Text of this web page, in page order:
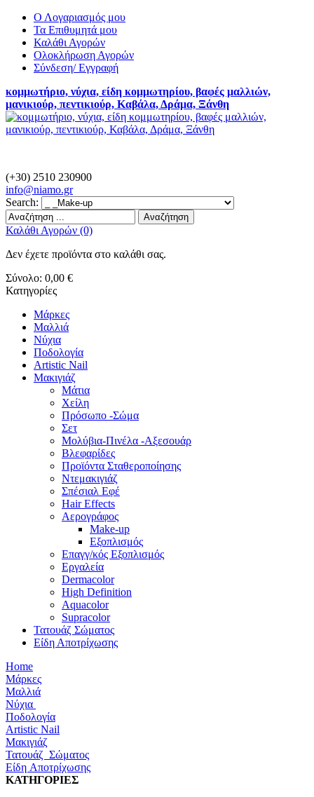
Ο Λογαριασμός μου
Τα Επιθυμητά μου
Καλάθι Αγορών
Ολοκλήρωση Αγορών
Σύνδεση/ Εγγραφή
κομμωτήριο, νύχια, είδη κομμωτηρίου, βαφές μαλλιών,
μανικιούρ, πεντικιούρ, Καβάλα, Δράμα, Ξάνθη
(+30) 2510 230900
info@niamo.gr
Search:
Αναζήτηση
Καλάθι Αγορών (0)
Δεν έχετε προϊόντα στο καλάθι σας.
Σύνολο: 0,00 €
Κατηγορίες
Μάρκες
Μαλλιά
Νύχια
Ποδολογία
Artistic Nail
Μακιγιάζ
Μάτια
Χείλη
Πρόσωπο -Σώμα
Σετ
Μολύβια-Πινέλα -Αξεσουάρ
Βλεφαρίδες
Προϊόντα Σταθεροποίησης
Ντεμακιγιάζ
Σπέσιαλ Εφέ
Hair Effects
Αερογράφος
Make-up
Εξοπλισμός
Επαγγ/κός Εξοπλισμός
Εργαλεία
Dermacolor
High Definition
Aquacolor
Supracolor
Τατουάζ Σώματος
Είδη Αποτρίχωσης
Home
Μάρκες
Μαλλιά
Νύχια
Ποδολογία
Artistic Nail
Μακιγιάζ
Τατουάζ Σώματος
Είδη Αποτρίχωσης
ΚΑΤΗΓΟΡΙΕΣ